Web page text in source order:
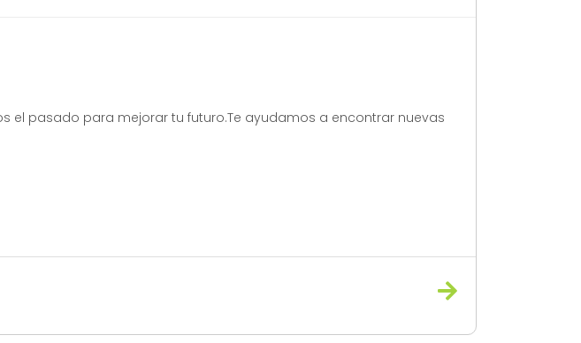
el pasado para mejorar tu futuro.Te ayudamos a encontrar nuevas